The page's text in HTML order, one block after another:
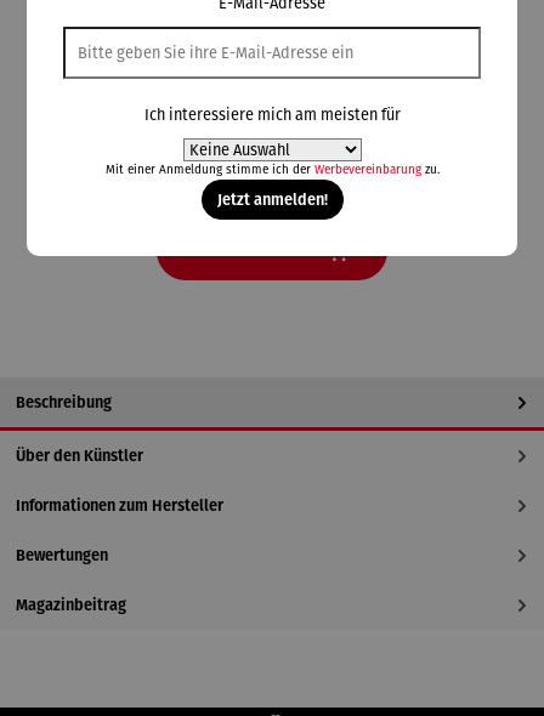
68,00 €
Beschreibung
Über den Künstler
Informationen zum Hersteller
Bewertungen
Magazinbeitrag
Ich interessiere mich am meisten für
Mit einer Anmeldung stimme ich der Werbevereinbarungzu.
Jetzt anmelden!